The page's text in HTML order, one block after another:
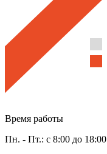
Время работы
Пн. - Пт.: с 8:00 до 18:00